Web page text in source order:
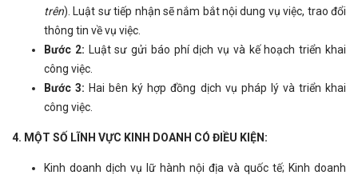
trên). Luật sư tiếp nhận sẽ nắm bắt nội dung vụ việc, trao đổi
thông tin về vụ việc.
Bước 2: Luật sư gửi báo phí dịch vụ và kế hoạch triển khai
công việc.
Bước 3: Hai bên ký hợp đồng dịch vụ pháp lý và triển khai
công việc.
4. MỘT SỐ LĨNH VỰC KINH DOANH CÓ ĐIỀU KIỆN:
Kinh doanh dịch vụ lữ hành nội địa và quốc tế; Kinh doanh